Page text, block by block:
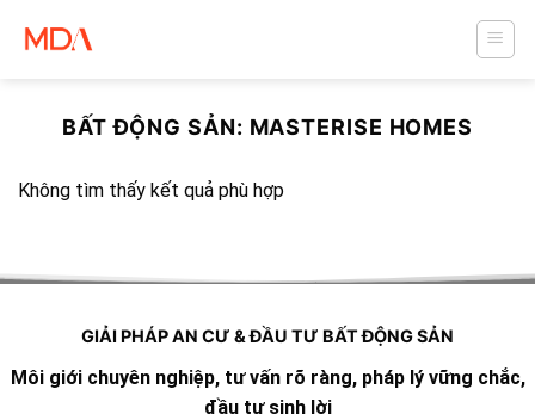
BẤT ĐỘNG SẢN: MASTERISE HOMES
Không tìm thấy kết quả phù hợp
GIẢI PHÁP AN CƯ & ĐẦU TƯ BẤT ĐỘNG SẢN
Môi giới chuyên nghiệp, tư vấn rõ ràng, pháp lý vững chắc,
đầu tư sinh lời